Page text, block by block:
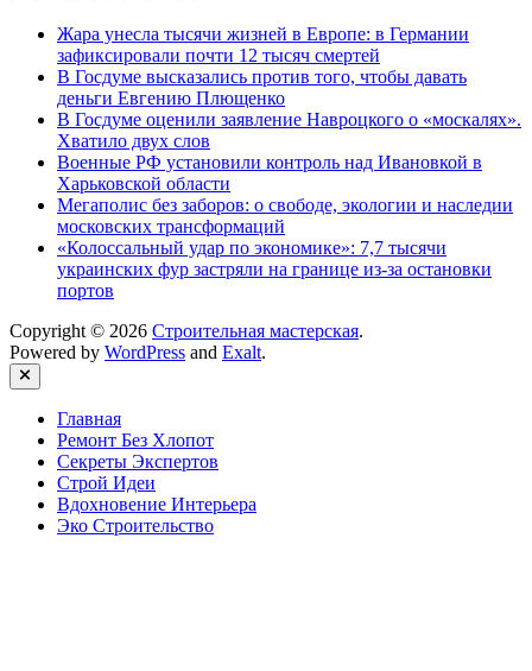
Жара унесла тысячи жизней в Европе: в Германии
зафиксировали почти 12 тысяч смертей
В Госдуме высказались против того, чтобы давать
деньги Евгению Плющенко
В Госдуме оценили заявление Навроцкого о «москалях».
Хватило двух слов
Военные РФ установили контроль над Ивановкой в
Харьковской области
Мегаполис без заборов: о свободе, экологии и наследии
московских трансформаций
«Колоссальный удар по экономике»: 7,7 тысячи
украинских фур застряли на границе из-за остановки
портов
Copyright © 2026 Строительная мастерская.
Powered by WordPress and Exalt.
Close
Главная
Ремонт Без Хлопот
Секреты Экспертов
Строй Идеи
Вдохновение Интерьера
Эко Строительство